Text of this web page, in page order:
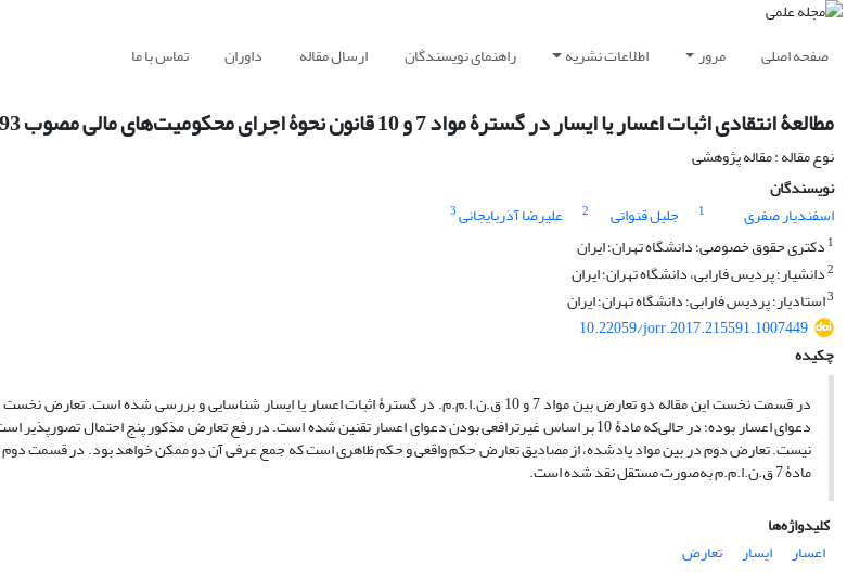
صفحه اصلی مرور اطلاعات نشریه راهنمای نویسندگان ارسال مقاله داوران تماس با ما
مطالعۀ انتقادی اثبات اعسار یا ایسار در گسترۀ مواد 7 و 10 قانون نحوۀ اجرای محکومیت‌های مالی مصوب 15/7/1393
نوع مقاله : مقاله پژوهشی
نویسندگان
اسفندیار صفری
1 جلیل قنواتی 2 علیرضا آذربایجانی3
1 دکتری حقوق خصوصی؛ دانشگاه تهران؛ ایران
2دانشیار؛ پردیس فارابی، دانشگاه تهران؛ ایران
3استادیار؛ پردیس فارابی؛ دانشگاه تهران؛ ایران
10.22059/jorr.2017.215591.1007449
چکیده
دعوای اعسار بوده؛ در حالی‌که مادۀ 10 بر اساس غیرترافعی بودن دعوای اعسار تقنین شده است. در رفع تعارض مذکور پنج احتمال
نیست. تعارض دوم در بین مواد یادشده، از مصادیق تعارض حکم واقعی و حکم ظاهری است که جمع عرفی آن دو ممکن خواهد بود. در قسمت دوم
مادۀ 7 ق.ن.ا.م.م به‌صورت مستقل نقد شده است.
کلیدواژه‌ها
اعسار
ایسار تعارض